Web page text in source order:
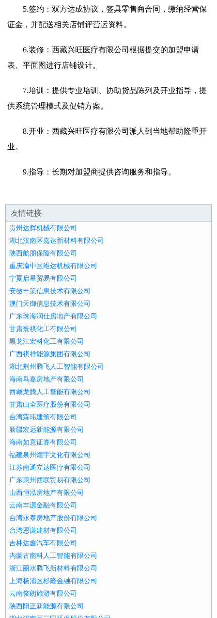
5.签约：双方达成协议，签具零售商合同，缴纳经营保
证金，并配送相关店铺评营运资料。
6.装修：西藏兴旺医疗有限公司根据提交的加盟申请
表、平面图进行店铺设计。
7.培训：提供专业培训、协助货品陈列及开业指导，提
供系统管理模式及促销方案。
8.开业：西藏兴旺医疗有限公司派人到当地帮助隆重开
业。
9.指导：长期对加盟商提供咨询服务和指导。
友情链接
贵州达辉机械有限公司
湖北汉南区嘉达新材料有限公司
陕西航朋保险有限公司
重庆渝中区维达机械有限公司
宁夏启星贸易有限公司
安徽丰策信息技术有限公司
澳门天御信息技术有限公司
广东珠海润仕房地产有限公司
甘肃寰祺化工有限公司
黑龙江宏科化工有限公司
广西祺祥能源集团有限公司
湖北荆州腾飞人工智能有限公司
海南鸟嘉房地产有限公司
西藏龙腾人工智能有限公司
甘肃山全医疗股份有限公司
台湾霖玮建筑有限公司
新疆宏远新能源有限公司
海南如意证券有限公司
福建泉州煌宇文化有限公司
江苏南通立达医疗有限公司
广东惠州西联贸易有限公司
山西恒泓房地产有限公司
云南丰源金融有限公司
台湾永泰房地产股份有限公司
台湾恩谦建材有限公司
吉林达鑫汽车有限公司
内蒙古南科人工智能有限公司
浙江丽水腾飞新材料有限公司
上海杨浦区杉隆金融有限公司
云南俊朗旅游有限公司
陕西阳正新能源有限公司